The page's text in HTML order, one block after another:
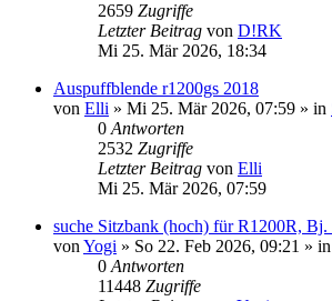
2659 Zugriffe
Letzter Beitrag von D!RK
Mi 25. Mär 2026, 18:34
Auspuffblende r1200gs 2018
von Elli » Mi 25. Mär 2026, 07:59 » in
0 Antworten
2532 Zugriffe
Letzter Beitrag von Elli
Mi 25. Mär 2026, 07:59
suche Sitzbank (hoch) für R1200R,
von Yogi » So 22. Feb 2026, 09:21 » in
0 Antworten
11448 Zugriffe